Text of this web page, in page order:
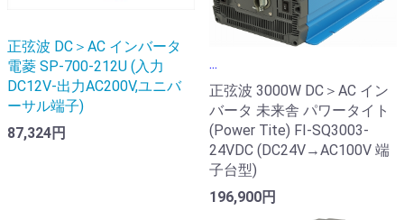
正弦波 DC＞AC インバータ
電菱 SP-700-212U (入力
DC12V-出力AC200V,ユニバ
ーサル端子)
87,324円
...
正弦波 3000W DC＞AC イン
バータ 未来舎 パワータイト
(Power Tite) FI-SQ3003-
24VDC (DC24V→AC100V 端
子台型)
196,900円